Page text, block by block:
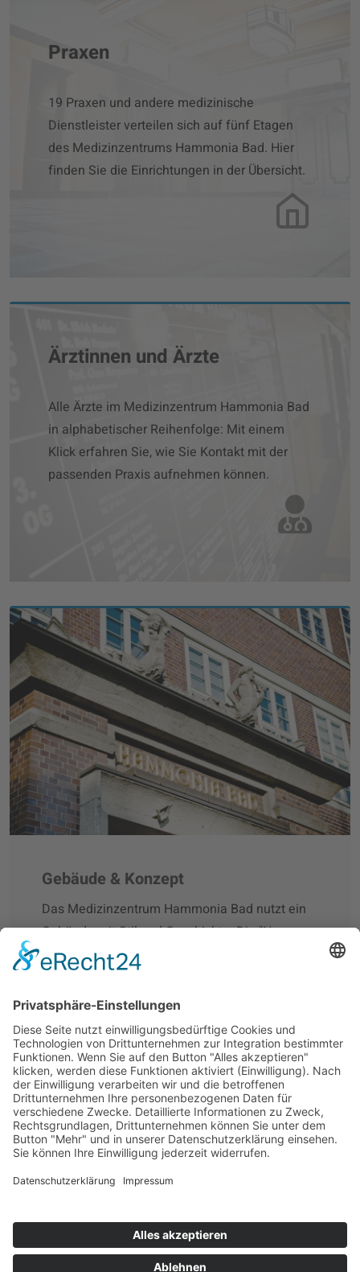
Praxen
19 Praxen und andere medizinische
Dienstleister verteilen sich auf fünf Etagen
des Medizinzentrums Hammonia Bad. Hier
finden Sie die Einrichtungen in der Übersicht.
Ärztinnen und Ärzte
Alle Ärzte im Medizinzentrum Hammonia Bad
in alphabetischer Reihenfolge: Mit einem
Klick erfahren Sie, wie Sie Kontakt mit der
passenden Praxis aufnehmen können.
Gebäude & Konzept
Das Medizinzentrum Hammonia Bad nutzt ein
Gebäude mit Stil und Geschichte: Die "Neue
Kur- und Badeanstalt am Lerchenfeld" später
Hammonia Bad wurde 1926-1928 vom
Architekten Feindt im Art Deco Stil erbaut.
MEHR